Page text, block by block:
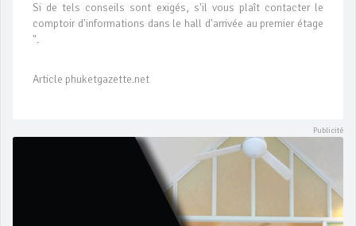
Si de tels conseils sont exigés, s'il vous plaît contacter le
comptoir d'informations dans le hall d'arrivée au premier étage
".
Article phuketgazette.net